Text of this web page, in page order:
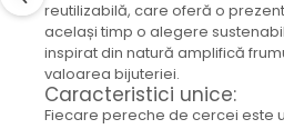
alimente
Șervețel ecologic pentru sandiș
Săculeț pentru ronțăieli
Dischete cosmetice
reutilizabilă, care oferă o
același timp o alegere
inspirat din natură amplifică
valoarea bijuteriei.
Caracteristici unice:
Fiecare pereche de cercei este